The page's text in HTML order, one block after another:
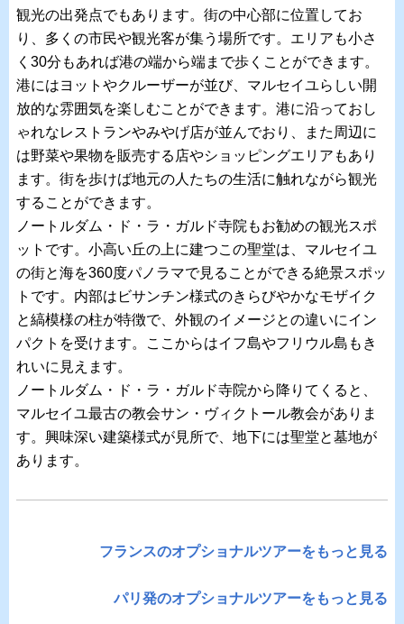
観光の出発点でもあります。街の中心部に位置してお
り、多くの市民や観光客が集う場所です。エリアも小さ
く30分もあれば港の端から端まで歩くことができます。
港にはヨットやクルーザーが並び、マルセイユらしい開
放的な雰囲気を楽しむことができます。港に沿っておし
ゃれなレストランやみやげ店が並んでおり、また周辺に
は野菜や果物を販売する店やショッピングエリアもあり
ます。街を歩けば地元の人たちの生活に触れながら観光
することができます。
ノートルダム・ド・ラ・ガルド寺院もお勧めの観光スポ
ットです。小高い丘の上に建つこの聖堂は、マルセイユ
の街と海を360度パノラマで見ることができる絶景スポッ
トです。内部はビサンチン様式のきらびやかなモザイク
と縞模様の柱が特徴で、外観のイメージとの違いにイン
パクトを受けます。ここからはイフ島やフリウル島もき
れいに見えます。
ノートルダム・ド・ラ・ガルド寺院から降りてくると、
マルセイユ最古の教会サン・ヴィクトール教会がありま
す。興味深い建築様式が見所で、地下には聖堂と墓地が
あります。
フランスのオプショナルツアーをもっと見る
パリ発のオプショナルツアーをもっと見る